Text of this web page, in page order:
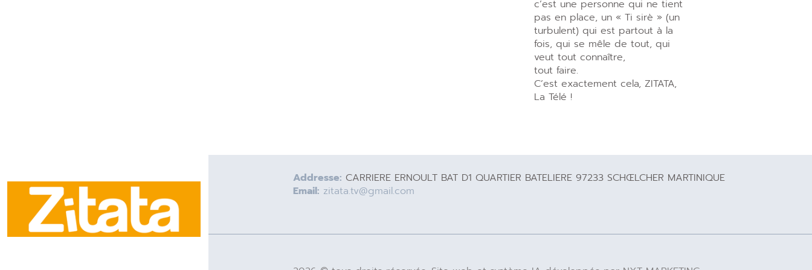
c’est une personne qui ne tient
pas en place, un « Ti sirè » (un
turbulent) qui est partout à la
fois, qui se mêle de tout, qui
veut tout connaître,
tout faire.
C’est exactement cela, ZITATA,
La Télé !
Addresse: CARRIERE ERNOULT BAT D1 QUARTIER BATELIERE 97233 SCHŒLCHER MARTINIQUE
Email: zitata.tv@gmail.com